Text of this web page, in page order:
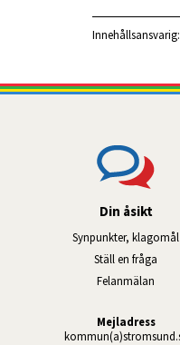
Innehållsansvarig:
Din åsikt
Synpunkter, klagomål
Ställ en fråga
Felanmälan
Mejladress